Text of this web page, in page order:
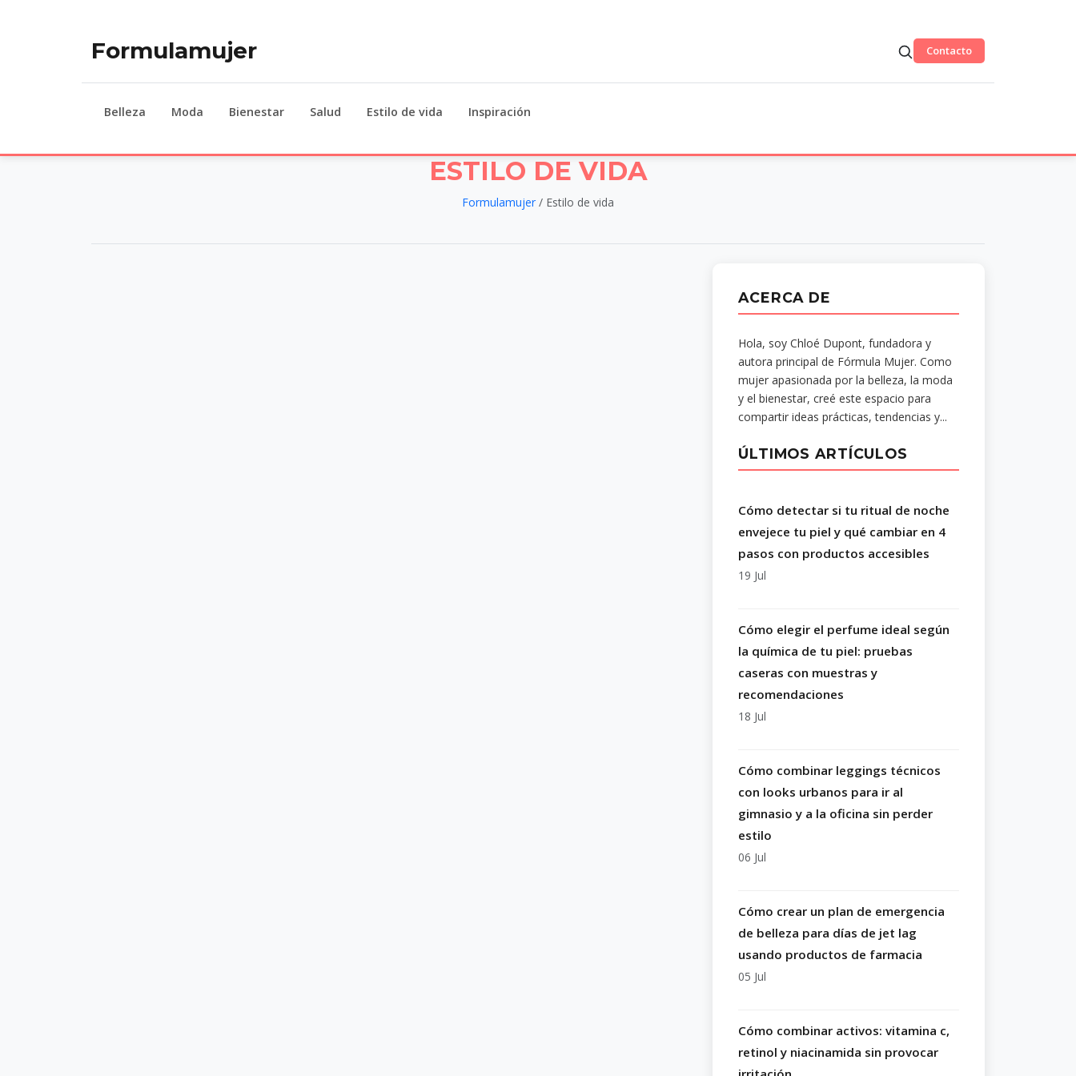
Formulamujer Contacto
Belleza Moda Bienestar Salud Estilo de vida Inspiración
ESTILO DE VIDA
Formulamujer / Estilo de vida
ACERCA DE
Hola, soy Chloé Dupont, fundadora y
autora principal de Fórmula Mujer. Como
mujer apasionada por la belleza, la moda
y el bienestar, creé este espacio para
compartir ideas prácticas, tendencias y...
ÚLTIMOS ARTÍCULOS
Cómo detectar si tu ritual de noche
envejece tu piel y qué cambiar en 4
pasos con productos accesibles
19 Jul
Cómo elegir el perfume ideal según
la química de tu piel: pruebas
caseras con muestras y
recomendaciones
18 Jul
Cómo combinar leggings técnicos
con looks urbanos para ir al
gimnasio y a la oficina sin perder
estilo
06 Jul
Cómo crear un plan de emergencia
de belleza para días de jet lag
usando productos de farmacia
05 Jul
Cómo combinar activos: vitamina c,
retinol y niacinamida sin provocar